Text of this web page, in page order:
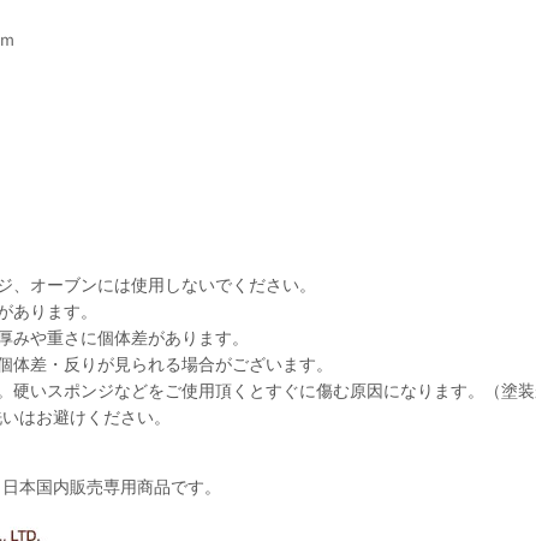
オーブンには使用しないでください。
あります。
や重さに個体差があります。
差・反りが見られる場合がございます。
硬いスポンジなどをご使用頂くとすぐに傷む原因になります。（塗
はお避けください。
本国内販売専用商品です。